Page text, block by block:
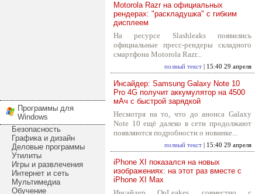
Программы для
Windows
Безопасность
Графика и дизайн
Деловые программы
Утилиты
Игры и развлечения
Интернет и сеть
Мультимедиа
Обучение
Motorola Razr на официальных
рендерах: "раскладушка" с гибким
дисплеем
На ресурсе Slashleaks появились
официальные пресс-рендеры складного
смартфона Motorola Razr...
полный текст | 15:40 29 апреля
Инсайдер: Samsung Galaxy Note 10
Pro 4G получит аккумулятор на 4500
мАч с быстрой зарядкой
Несмотря на то, что до анонса Galaxy
Note 10 ещё далеко в сети продолжают
появляются подробности о новинке...
полный текст | 15:40 29 апреля
iPhone XI показался на новых
изображениях: на этот раз вместе с
iPhone XI Max